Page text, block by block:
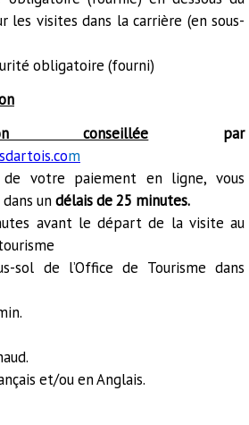
les visites dans la carrière (en sous-
obligatoire (fourni)
conseillée par
m
votre paiement en ligne, vous
undélais de 25 minutes.
avant le départ de la visite au
sol de l’Office de Tourisme dans
et/ou en Anglais.